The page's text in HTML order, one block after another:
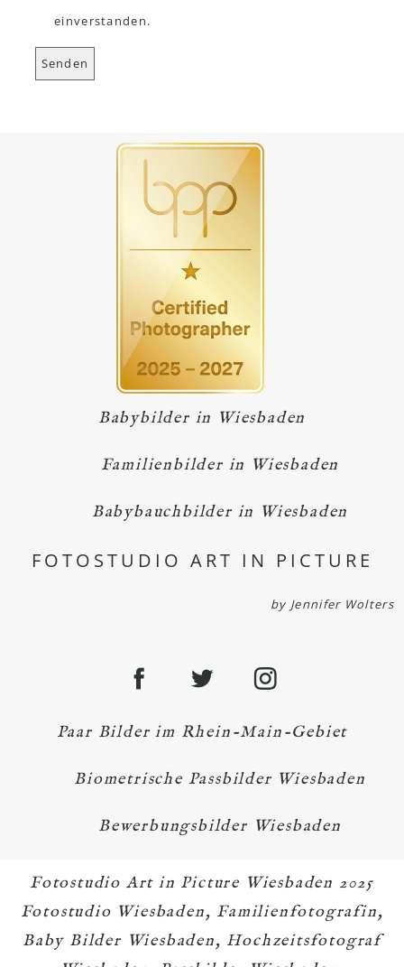
einverstanden.
Babybilder in Wiesbaden
Familienbilder in Wiesbaden
Babybauchbilder in Wiesbaden
FOTOSTUDIO ART IN PICTURE
by Jennifer Wolters
Paar Bilder im Rhein-Main-Gebiet
Biometrische Passbilder Wiesbaden
Bewerbungsbilder Wiesbaden
Fotostudio Art in Picture Wiesbaden 2025
Fotostudio Wiesbaden, Familienfotografin,
Baby Bilder Wiesbaden, Hochzeitsfotograf